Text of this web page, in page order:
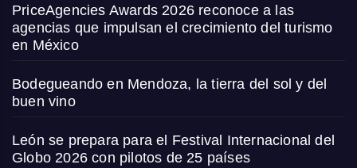
PriceAgencies Awards 2026 reconoce a las
agencias que impulsan el crecimiento del turismo
en México
Bodegueando en Mendoza, la tierra del sol y del
buen vino
León se prepara para el Festival Internacional del
Globo 2026 con pilotos de 25 países